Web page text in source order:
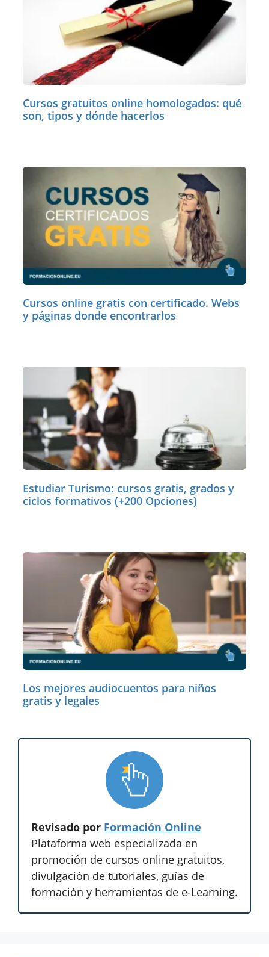
Cursos gratuitos online homologados: qué
son, tipos y dónde hacerlos
Cursos online gratis con certificado. Webs
y páginas donde encontrarlos
Estudiar Turismo: cursos gratis, grados y
ciclos formativos (+200 Opciones)
Los mejores audiocuentos para niños
gratis y legales
Revisado por Formación Online
Plataforma web especializada en
promoción de cursos online gratuitos,
divulgación de tutoriales, guías de
formación y herramientas de e-Learning.